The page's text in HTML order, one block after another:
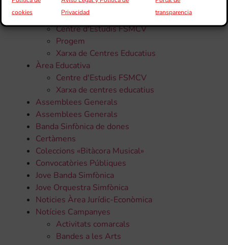
cookies
Privacidad
transparencia
Àrea Educativa
Beques CaixaBank
Centre d'Estudis FSMCV
Progem
Xarxa de Centres Educatius
Àrea Educativa
Centre d'Estudis FSMCV
Xarxa de centres educatius
Assemblees Generals
Assemblees Generals
Banda Sinfònica de dones
Certàmens
Coleccions «Bitàcora Musical»
Convocatòries Públiques
Jove Banda Simfònica
Jove Orquestra Simfònica
Noticies Àrea Jurídic-Econòmica
Notícies Campanyes
Activitats comarcals
Bandes a les Arts